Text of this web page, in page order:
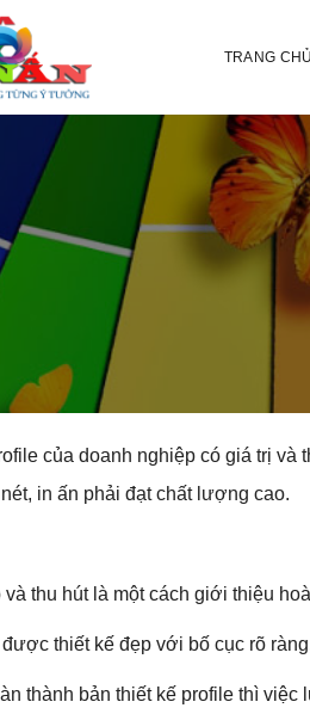
TRANG CHỦ
của doanh nghiệp có giá trị và
in ấn phải đạt chất lượng cao.
và thu hút là một cách giới thiệu
thiết kế đẹp với bố cục rõ
thành bản thiết kế profile thì